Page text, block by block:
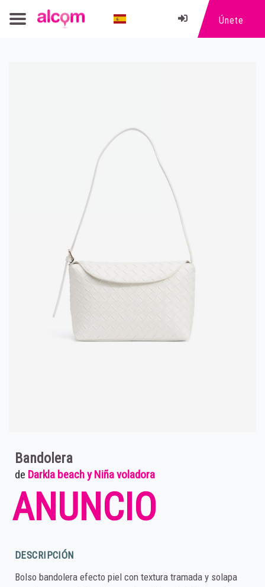
Únete
Bandolera
de Darkla beach y Niña voladora
ANUNCIO
DESCRIPCIÓN
Bolso bandolera efecto piel con textura tramada y solapa